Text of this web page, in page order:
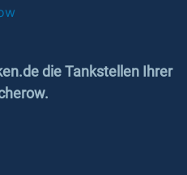
die Tankstellen Ihrer